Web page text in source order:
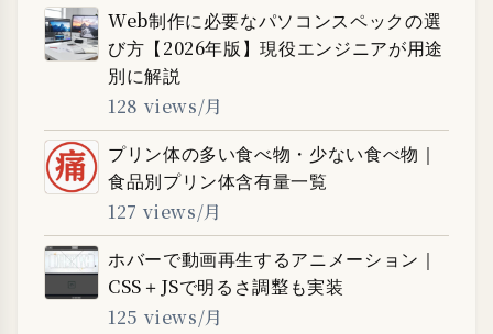
Web制作に必要なパソコンスペックの選
び方【2026年版】現役エンジニアが用途
別に解説
128 views/月
プリン体の多い食べ物・少ない食べ物｜
食品別プリン体含有量一覧
127 views/月
ホバーで動画再生するアニメーション｜
CSS＋JSで明るさ調整も実装
125 views/月